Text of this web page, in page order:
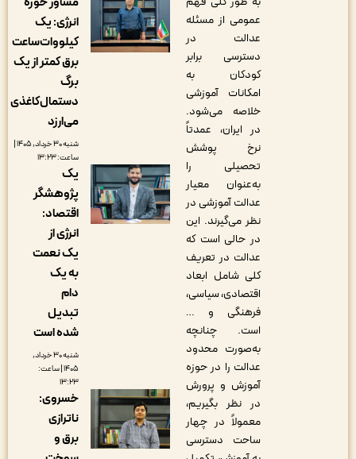
عمومی از مسئله
عدالت در
دسترسی برابر
کودکان به
امکانات آموزشی
خلاصه می‌شود.
در ایران، عمدتاً
نرخ پوشش
تحصیلی را
به‌عنوان معیار
عدالت آموزشی در
نظر می‌گیرند. این
در حالی است که
عدالت در تعریف
کلی شامل ابعاد
اقتصادی، سیاسی،
فرهنگی و …
است. چنانچه
به‌صورت محدود
عدالت را در حوزه
آموزش و پرورش
در نظر بگیریم،
معمولاً در چهار
ساحت دسترسی
انرژی: یک
کیلووات‌ساعت
برق کمتر از یک
دستمال‌کاغذی
شنبه ۳۰ خرداد, ۱۴۰۵ |
یک
پژوهشگر
اقتصاد:
یک نعمت
شده است
شنبه ۳۰ خرداد,
۱۴۰۵ | ساعت:
خسروی:
ناترازی
برق و